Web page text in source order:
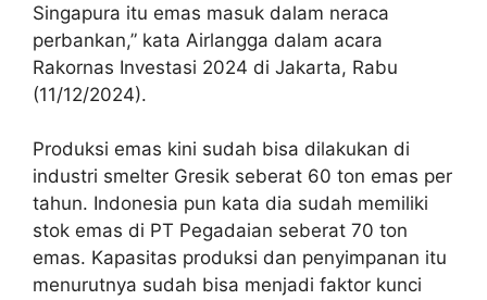
Singapura itu emas masuk dalam neraca
perbankan,” kata Airlangga dalam acara
Rakornas Investasi 2024 di Jakarta, Rabu
(11/12/2024).
Produksi emas kini sudah bisa dilakukan di
industri smelter Gresik seberat 60 ton emas per
tahun. Indonesia pun kata dia sudah memiliki
stok emas di PT Pegadaian seberat 70 ton
emas. Kapasitas produksi dan penyimpanan itu
menurutnya sudah bisa menjadi faktor kunci